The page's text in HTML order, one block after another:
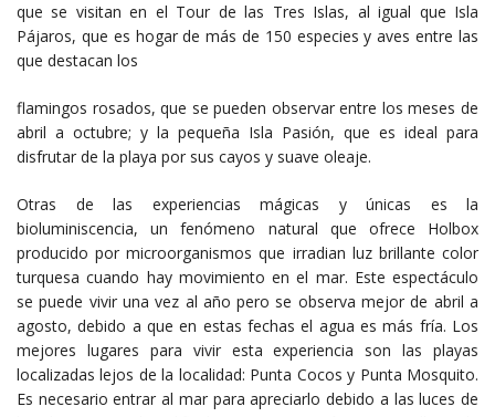
que se visitan en el Tour de las Tres Islas, al igual que Isla
Pájaros, que es hogar de más de 150 especies y aves entre las
que destacan los
flamingos rosados, que se pueden observar entre los meses de
abril a octubre; y la pequeña Isla Pasión, que es ideal para
disfrutar de la playa por sus cayos y suave oleaje.
Otras de las experiencias mágicas y únicas es la
bioluminiscencia, un fenómeno natural que ofrece Holbox
producido por microorganismos que irradian luz brillante color
turquesa cuando hay movimiento en el mar. Este espectáculo
se puede vivir una vez al año pero se observa mejor de abril a
agosto, debido a que en estas fechas el agua es más fría. Los
mejores lugares para vivir esta experiencia son las playas
localizadas lejos de la localidad: Punta Cocos y Punta Mosquito.
Es necesario entrar al mar para apreciarlo debido a las luces de